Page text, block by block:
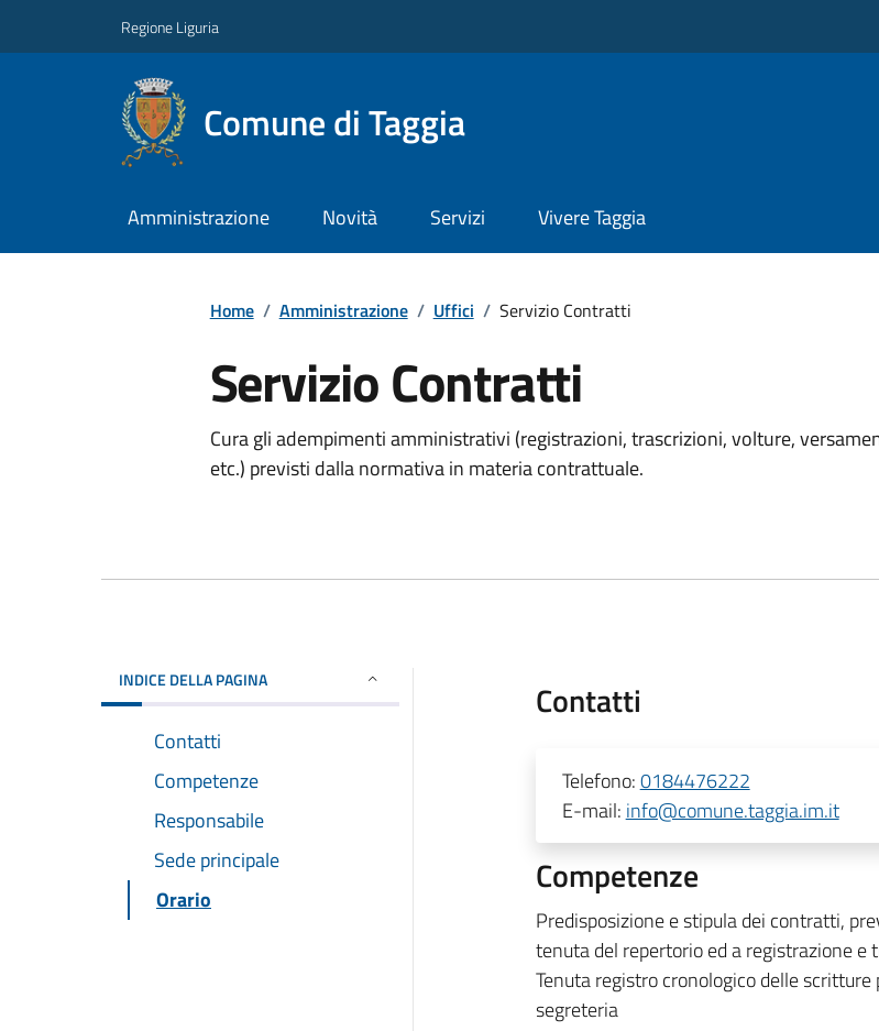
Regione Liguria
Comune di Taggia
Amministrazione Novità Servizi Vivere Taggia
Home / Amministrazione / Uffici / Servizio Contratti
Servizio Contratti
Cura gli adempimenti amministrativi (registrazioni, trascrizioni, volture,
etc.) previsti dalla normativa in materia contrattuale.
INDICE DELLA PAGINA
Contatti
Competenze
Responsabile
Sede principale
Orario
Contatti
Telefono:0184476222
E-mail: info@comune.taggia.im.it
Competenze
Predisposizione e stipula dei contratti,
tenuta del repertorio ed a registrazione e
Tenuta registro cronologico delle
segreteria